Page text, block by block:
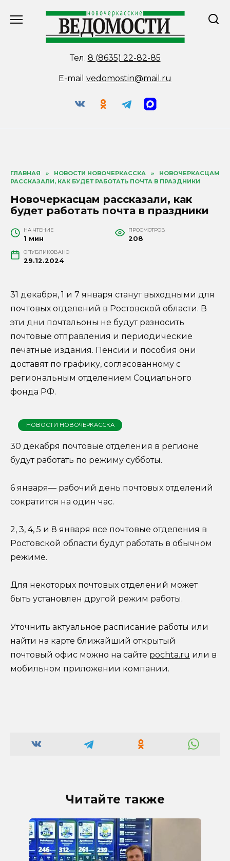
Тел. 8 (8635) 22-82-85
E-mail vedomostin@mail.ru
ГЛАВНАЯ » НОВОСТИ НОВОЧЕРКАССКА »
НОВОЧЕРКАСЦАМ
РАССКАЗАЛИ, КАК БУДЕТ РАБОТАТЬ ПОЧТА В ПРАЗДНИКИ
Новочеркасцам рассказали, как
будет работать почта в праздники
НА ЧТЕНИЕ
1 мин
ПРОСМОТРОВ
208
ОПУБЛИКОВАНО
29.12.2024
31 декабря, 1 и 7 января станут выходными для
почтовых отделений в Ростовской области. В
эти дни почтальоны не будут разносить
почтовые отправления и периодические
печатные издания. Пенсии и пособия они
доставят по графику, согласованному с
региональным отделением Социального
фонда РФ.
НОВОСТИ НОВОЧЕРКАССКА
30 декабря почтовые отделения в регионе
будут работать по режиму субботы.
6 января— рабочий день почтовых отделений
сократится на один час.
2, 3, 4, 5 и 8 января все почтовые отделения в
Ростовской области будут работать в обычном
режиме.
Для некоторых почтовых отделений может
быть установлен другой режим работы.
Уточнить актуальное расписание работы или
найти на карте ближайший открытый
почтовый офис можно на сайте pochta.ru или в
мобильном приложении компании.
Читайте также